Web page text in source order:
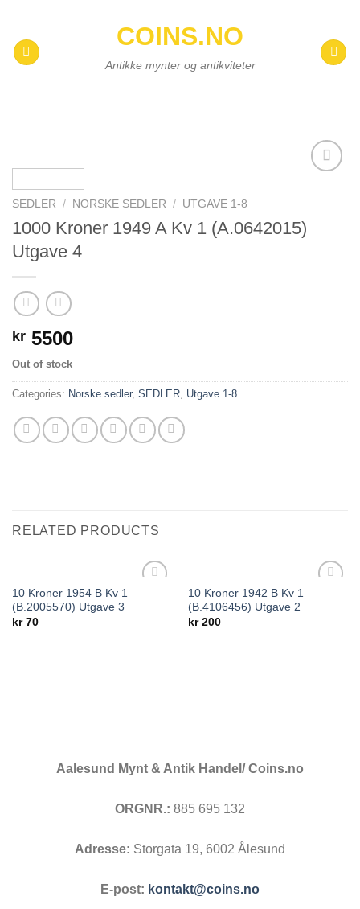
content
COINS.NO
Antikke mynter og antikviteter
SEDLER / NORSKE SEDLER / UTGAVE 1-8
1000 Kroner 1949 A Kv 1 (A.0642015)
Utgave 4
kr 5500
Out of stock
Categories: Norske sedler, SEDLER, Utgave 1-8
RELATED PRODUCTS
10 Kroner 1954 B Kv 1
(B.2005570) Utgave 3
kr70
10 Kroner 1942 B Kv 1
(B.4106456) Utgave 2
kr200
Aalesund Mynt & Antik Handel/ Coins.no
ORGNR.: 885 695 132
Adresse: Storgata 19, 6002 Ålesund
E-post: kontakt@coins.no